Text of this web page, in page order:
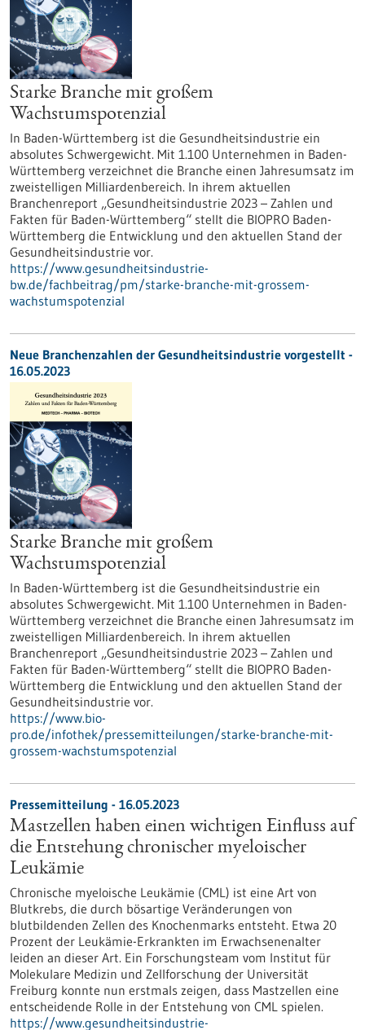
Starke Branche mit großem
Wachstumspotenzial
In Baden-Württemberg ist die Gesundheitsindustrie ein
absolutes Schwergewicht. Mit 1.100 Unternehmen in Baden-
Württemberg verzeichnet die Branche einen Jahresumsatz im
zweistelligen Milliardenbereich. In ihrem aktuellen
Branchenreport „Gesundheitsindustrie 2023 – Zahlen und
Fakten für Baden-Württemberg“ stellt die BIOPRO Baden-
Württemberg die Entwicklung und den aktuellen Stand der
Gesundheitsindustrie vor.
https://www.gesundheitsindustrie-
bw.de/fachbeitrag/pm/starke-branche-mit-grossem-
wachstumspotenzial
Neue Branchenzahlen der Gesundheitsindustrie vorgestellt -
16.05.2023
Starke Branche mit großem
Wachstumspotenzial
In Baden-Württemberg ist die Gesundheitsindustrie ein
absolutes Schwergewicht. Mit 1.100 Unternehmen in Baden-
Württemberg verzeichnet die Branche einen Jahresumsatz im
zweistelligen Milliardenbereich. In ihrem aktuellen
Branchenreport „Gesundheitsindustrie 2023 – Zahlen und
Fakten für Baden-Württemberg“ stellt die BIOPRO Baden-
Württemberg die Entwicklung und den aktuellen Stand der
Gesundheitsindustrie vor.
https://www.bio-
pro.de/infothek/pressemitteilungen/starke-branche-mit-
grossem-wachstumspotenzial
Pressemitteilung - 16.05.2023
Mastzellen haben einen wichtigen Einfluss auf
die Entstehung chronischer myeloischer
Leukämie
Chronische myeloische Leukämie (CML) ist eine Art von
Blutkrebs, die durch bösartige Veränderungen von
blutbildenden Zellen des Knochenmarks entsteht. Etwa 20
Prozent der Leukämie-Erkrankten im Erwachsenenalter
leiden an dieser Art. Ein Forschungsteam vom Institut für
Molekulare Medizin und Zellforschung der Universität
Freiburg konnte nun erstmals zeigen, dass Mastzellen eine
entscheidende Rolle in der Entstehung von CML spielen.
https://www.gesundheitsindustrie-